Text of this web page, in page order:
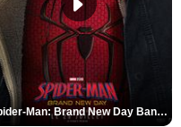
Spider-Man: Brand New Day Bande-annonce VO STFR